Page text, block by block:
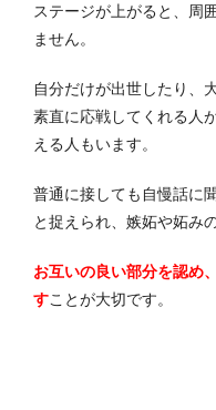
ステージが上がると、周
ません。
自分だけが出世したり、
素直に応戦してくれる人
える人もいます。
普通に接しても自慢話に
と捉えられ、嫉妬や妬み
お互いの良い部分を認め
すことが大切です。